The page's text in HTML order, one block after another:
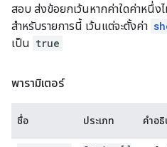
สอบ ส่งข้อยกเว้นหากค่าใดค่าหนึ่ง
สำหรับรายการนี้ เว้นแต่จะตั้งค่า
เป็น true
พารามิเตอร์
ชื่อ ประเภท คำอ